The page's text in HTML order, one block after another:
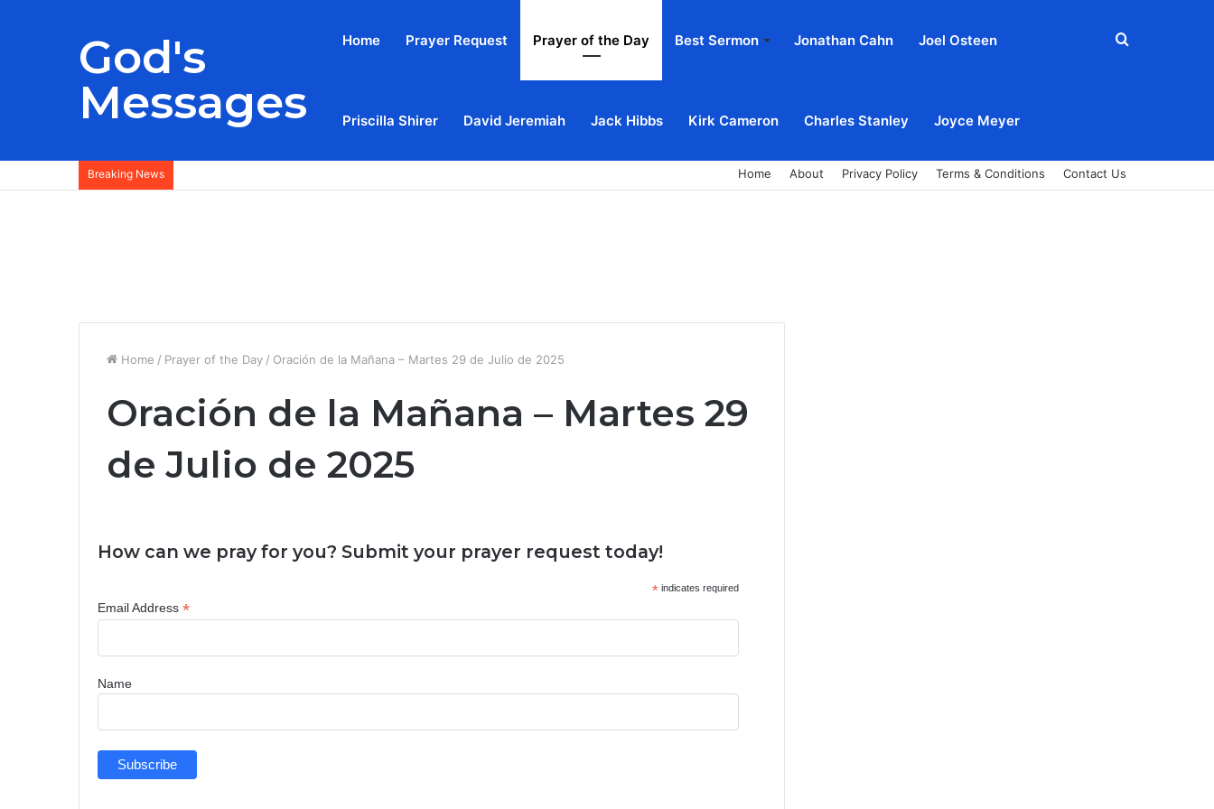
God's
Messages
Home Prayer Request Prayer of the Day Best Sermon Jonathan Cahn Joel Osteen
Priscilla Shirer David Jeremiah Jack Hibbs Kirk Cameron Charles Stanley Joyce Meyer
Search
Breaking News Home About Privacy Policy Terms & Conditions Contact Us
Home / Prayer of the Day / Oración de la Mañana – Martes 29 de Julio de 2025
Oración de la Mañana – Martes 29
de Julio de 2025
How can we pray for you? Submit your prayer request today!
* indicates required
Email Address *
Name